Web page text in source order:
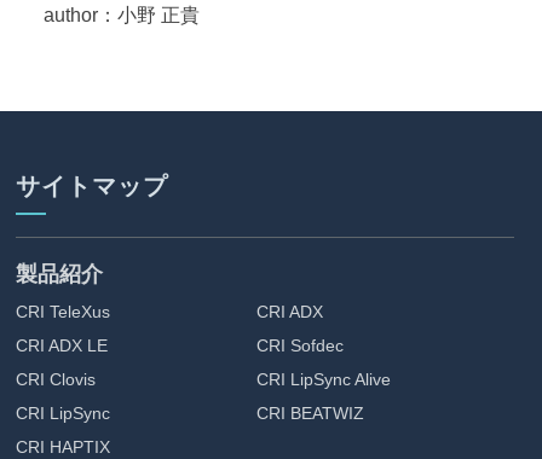
author：小野 正貴
サイトマップ
製品紹介
CRI TeleXus
CRI ADX
CRI ADX LE
CRI Sofdec
CRI Clovis
CRI LipSync Alive
CRI LipSync
CRI BEATWIZ
CRI HAPTIX